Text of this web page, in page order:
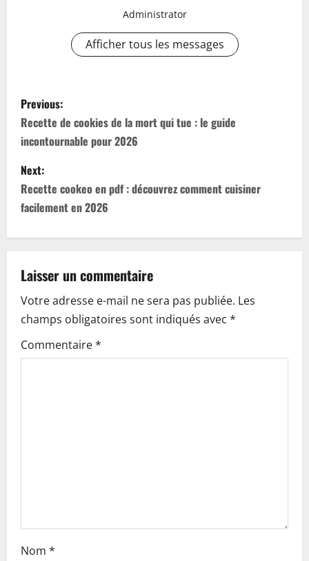
Administrator
Afficher tous les messages
P
o
s
t
n
a
v
i
g
a
Previous:
Recette de cookies de la mort qui tue : le guide
incontournable pour 2026
Next:
Recette cookeo en pdf : découvrez comment cuisiner
facilement en 2026
Laisser un commentaire
Votre adresse e-mail ne sera pas publiée. Les
champs obligatoires sont indiqués avec *
Commentaire*
Nom *